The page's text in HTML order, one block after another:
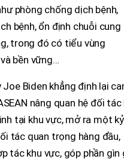
phòng chống dịch bệnh,
bệnh, ổn định chuỗi cung
trong đó có tiểu vùng
bền vững…
Biden khẳng định lại
nâng quan hệ đối tác
tại khu vực, mở ra một kỷ
tác quan trọng hàng đầu,
tác khu vực, góp phần gìn